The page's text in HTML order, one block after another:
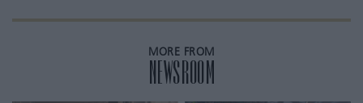
MORE FROM
NEWSROOM